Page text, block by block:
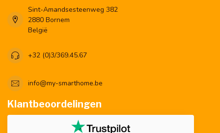
Sint-Amandsesteenweg 382
2880 Bornem
België
+32 (0)3/369.45.67
info@my-smarthome.be
Klantbeoordelingen